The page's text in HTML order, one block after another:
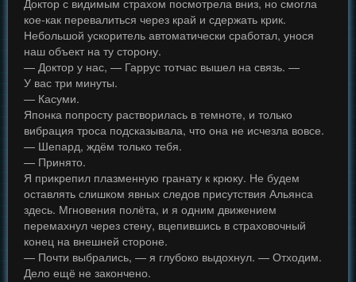
Доктор с видимым страхом посмотрела вниз, но смогла
кое-как перевалиться через край и сдержать крик.
Небольшой ускоритель автоматически сработал, унося
наш объект на ту сторону.
— Доктор у нас, — Гаррус тотчас вышел на связь. —
У вас три минуты.
— Касуми.
Японка попросту растворилась в темноте, и только
вибрация троса подсказывала, что она не исчезла вовсе.
— Шепард, ждём только тебя.
— Принято.
Я прикрепил плазменную гранату к крюку. Не будем
оставлять слишком явных следов присутствия Альянса
здесь. Мгновения полёта, и я одним движением
перемахнул через стену, вцепившись в страховочный
конец на внешней стороне.
— Почти выбрались, — я глубоко выдохнул. — Отходим.
Дело ещё не закончено.